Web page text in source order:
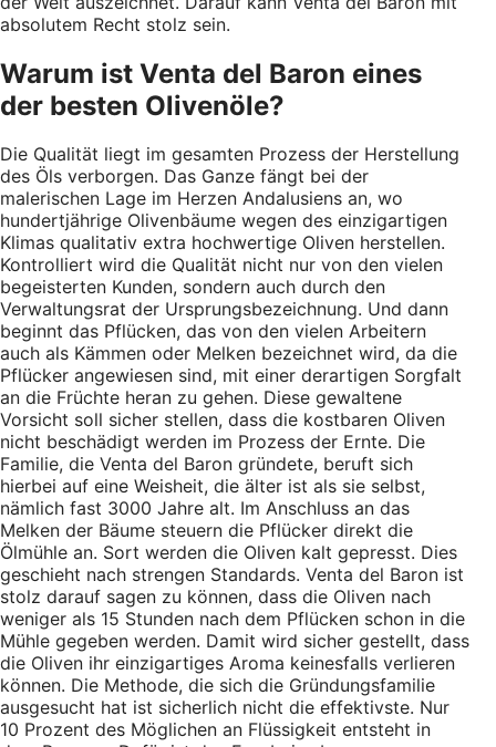
absolutem Recht stolz sein.
Warum ist Venta del Baron eines
der besten Olivenöle?
Die Qualität liegt im gesamten Prozess der Herstellung
des Öls verborgen. Das Ganze fängt bei der
malerischen Lage im Herzen Andalusiens an, wo
hundertjährige Olivenbäume wegen des einzigartigen
Klimas qualitativ extra hochwertige Oliven herstellen.
Kontrolliert wird die Qualität nicht nur von den vielen
begeisterten Kunden, sondern auch durch den
Verwaltungsrat der Ursprungsbezeichnung. Und dann
beginnt das Pflücken, das von den vielen Arbeitern
auch als Kämmen oder Melken bezeichnet wird, da die
Pflücker angewiesen sind, mit einer derartigen Sorgfalt
an die Früchte heran zu gehen. Diese gewaltene
Vorsicht soll sicher stellen, dass die kostbaren Oliven
nicht beschädigt werden im Prozess der Ernte. Die
Familie, die Venta del Baron gründete, beruft sich
hierbei auf eine Weisheit, die älter ist als sie selbst,
nämlich fast 3000 Jahre alt. Im Anschluss an das
Melken der Bäume steuern die Pflücker direkt die
Ölmühle an. Sort werden die Oliven kalt gepresst. Dies
geschieht nach strengen Standards. Venta del Baron ist
stolz darauf sagen zu können, dass die Oliven nach
weniger als 15 Stunden nach dem Pflücken schon in die
Mühle gegeben werden. Damit wird sicher gestellt, dass
die Oliven ihr einzigartiges Aroma keinesfalls verlieren
können. Die Methode, die sich die Gründungsfamilie
ausgesucht hat ist sicherlich nicht die effektivste. Nur
10 Prozent des Möglichen an Flüssigkeit entsteht in